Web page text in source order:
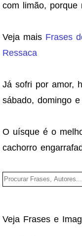
com limão, porque
Veja mais Frases
Ressaca
Já sofri por amor,
sábado, domingo
O uísque é o
cachorro
Veja Frases e